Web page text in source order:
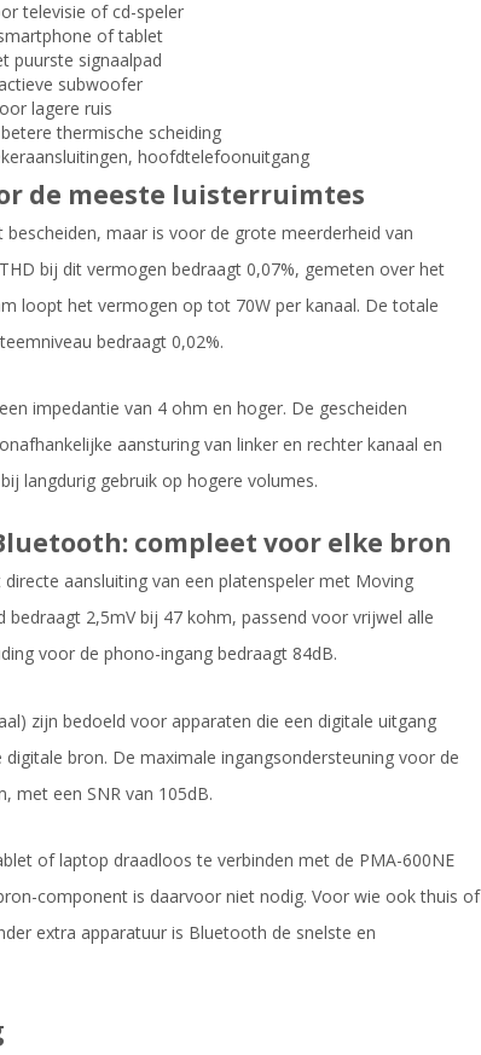
televisie of cd-speler
of tablet
puurste signaalpad
subwoofer
lagere ruis
thermische scheiding
hoofdtelefoonuitgang
de meeste luisterruimtes
maar is voor de grote meerderheid van
bij dit vermogen bedraagt 0,07%, gemeten over het
loopt het vermogen op tot 70W per kanaal. De totale
bedraagt 0,02%.
impedantie van 4 ohm en hoger. De gescheiden
aansturing van linker en rechter kanaal en
langdurig gebruik op hogere volumes.
compleet voor elke bron
aansluiting van een platenspeler met Moving
2,5mV bij 47 kohm, passend voor vrijwel alle
voor de phono-ingang bedraagt 84dB.
zijn bedoeld voor apparaten die een digitale uitgang
bron. De maximale ingangsondersteuning voor de
met een SNR van 105dB.
of laptop draadloos te verbinden met de PMA-600NE
component is daarvoor niet nodig. Voor wie ook thuis of
extra apparatuur is Bluetooth de snelste en